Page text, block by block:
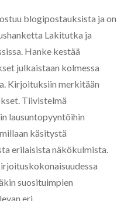
blogipostauksista ja on
Lakitutka ja
Hanke kestää
julkaistaan kolmessa
Kirjoituksiin merkitään
Tiivistelmä
lausuntopyyntöihin
käsitystä
erilaisista näkökulmista.
suosituimpien
eri…